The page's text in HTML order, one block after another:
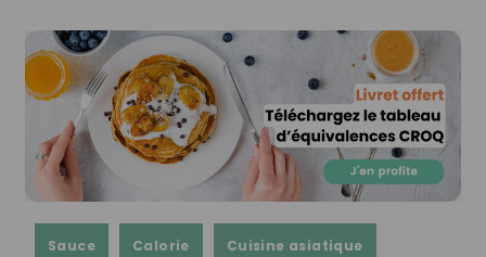
Sauce Calorie Cuisine asiatique